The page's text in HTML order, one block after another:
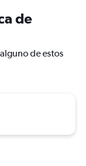
de
de estos